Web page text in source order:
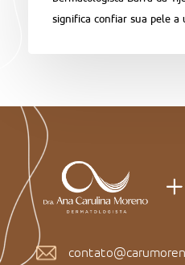
significa confiar sua pele a